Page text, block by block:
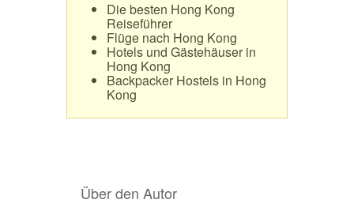
Die besten Hong Kong
Reiseführer
Flüge nach Hong Kong
Hotels und Gästehäuser in
Hong Kong
Backpacker Hostels in Hong
Kong
Über den Autor